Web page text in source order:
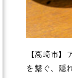
【高崎市
を繋ぐ、隠